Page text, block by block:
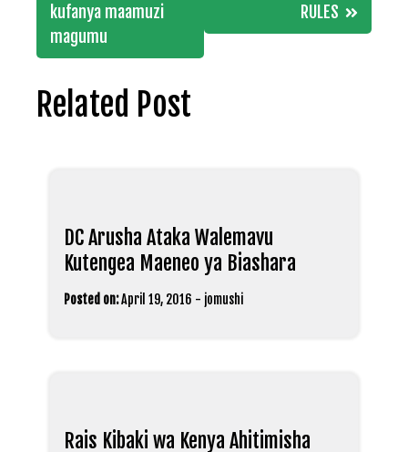
kufanya maamuzi
magumu
RULES
Related Post
DC Arusha Ataka Walemavu
Kutengea Maeneo ya Biashara
Posted on:April 19, 2016 - jomushi
Rais Kibaki wa Kenya Ahitimisha